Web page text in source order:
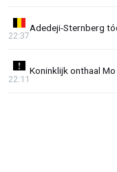
Adedeji-Sternberg
22:37
Koninklijk onthaal
22:11